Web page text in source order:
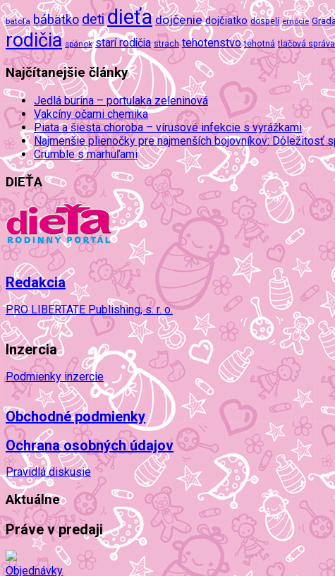
batoľa bábätko detidieťa dojčenie dojčiatko dospelí emócie
rodičia spánok starí rodičia strach tehotenstvo tehotná tlačová správa
Najčítanejšie články
Jedlá burina – portulaka zeleninová
Vakcíny očami chemika
Piata a šiesta choroba – vírusové infekcie s vyrážkami
Najmenšie plienočky pre najmenších bojovníkov: Dôležitosť
Crumble s marhuľami
DIEŤA
Redakcia
PRO LIBERTATE Publishing, s. r. o.
Inzercia
Podmienky inzercie
Obchodné podmienky
Ochrana osobných údajov
Pravidlá diskusie
Aktuálne
Práve v predaji
Objednávky